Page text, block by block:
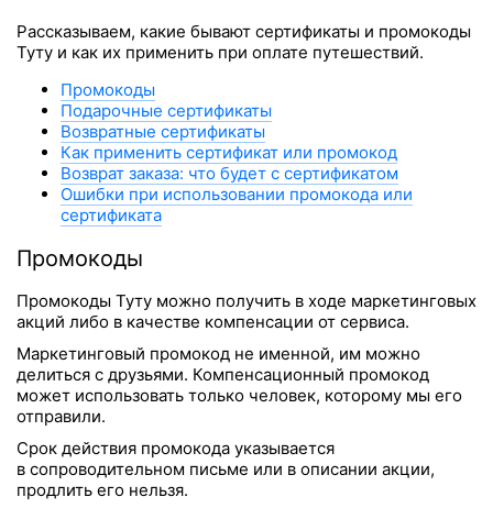
Рассказываем, какие бывают сертификаты и промокоды
Туту и как их применить при оплате путешествий.
Промокоды
Подарочные сертификаты
Возвратные сертификаты
Как применить сертификат или промокод
Возврат заказа: что будет с сертификатом
Ошибки при использовании промокода или
сертификата
Промокоды
Промокоды Туту можно получить в ходе маркетинговых
акций либо в качестве компенсации от сервиса.
Маркетинговый промокод не именной, им можно
делиться с друзьями. Компенсационный промокод
может использовать только человек, которому мы его
отправили.
Срок действия промокода указывается
в сопроводительном письме или в описании акции,
продлить его нельзя.